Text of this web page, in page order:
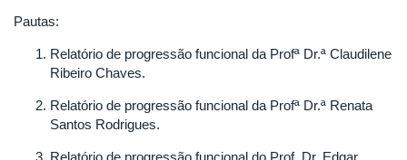
BIOTECNOLOGIA
DA
FEDERAL
DE
UBERLÂNDIA
Pautas:
Relatório de progressão funcional da Profª Dr.ª Claudilene
Ribeiro Chaves.
Relatório de progressão funcional da Profª Dr.ª Renata
Santos Rodrigues.
Relatório de progressão funcional do Prof. Dr. Edgar